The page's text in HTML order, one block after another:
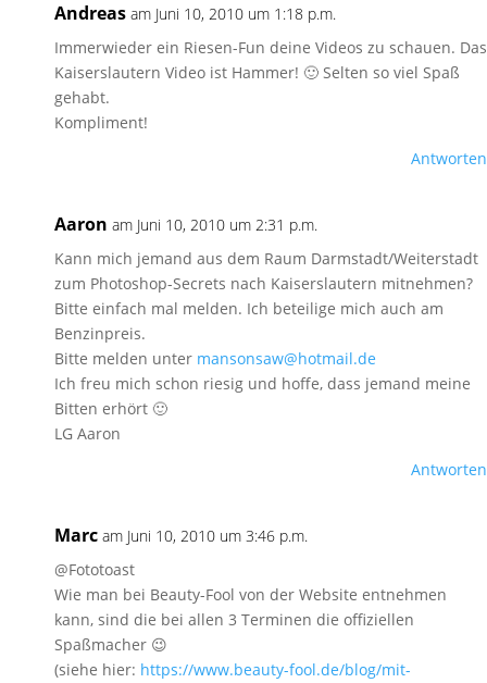
Andreas am Juni 10, 2010 um 1:18 p.m.
Immerwieder ein Riesen-Fun deine Videos zu schauen. Das
Kaiserslautern Video ist Hammer! 🙂 Selten so viel Spaß
gehabt.
Kompliment!
Antworten
Aaron am Juni 10, 2010 um 2:31 p.m.
Kann mich jemand aus dem Raum Darmstadt/Weiterstadt
zum Photoshop-Secrets nach Kaiserslautern mitnehmen?
Bitte einfach mal melden. Ich beteilige mich auch am
Benzinpreis.
Bitte melden unter mansonsaw@hotmail.de
Ich freu mich schon riesig und hoffe, dass jemand meine
Bitten erhört 🙂
LG Aaron
Antworten
Marc am Juni 10, 2010 um 3:46 p.m.
@Fototoast
Wie man bei Beauty-Fool von der Website entnehmen
kann, sind die bei allen 3 Terminen die offiziellen
Spaßmacher 😉
(siehe hier: https://www.beauty-fool.de/blog/mit-